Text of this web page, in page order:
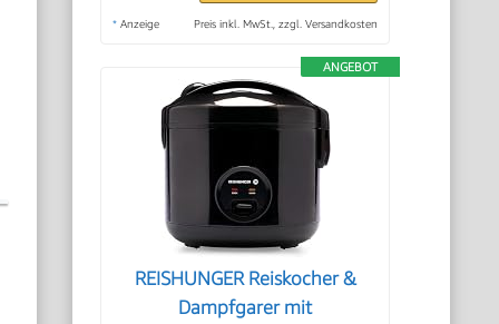
* Anzeige Preis inkl. MwSt., zzgl. Versandkosten
ANGEBOT
REISHUNGER Reiskocher &
Dampfgarer mit